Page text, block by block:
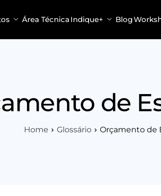
Área Técnica Indique+ Blog
de
Home Glossário Orçamento de